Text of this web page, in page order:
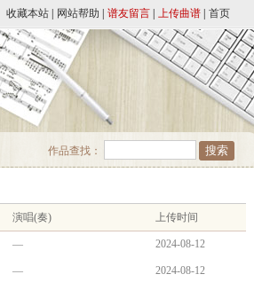
收藏本站 网站帮助 谱友留言 上传曲谱 首页
作品查找：
演唱(奏) 上传时间
— 2024-08-12
— 2024-08-12